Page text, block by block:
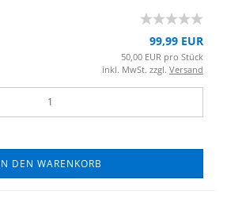
99,99 EUR
50,00 EUR pro Stück
inkl. MwSt. zzgl. Versand
DEN WARENKORB